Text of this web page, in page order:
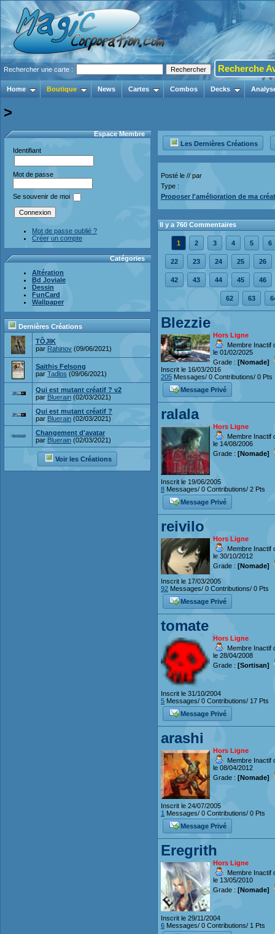
Rechercher une carte : Recherche
Home Boutique News Cartes Combos Decks
>
Espace Membre
Identifiant
Mot de passe
Se souvenir de moi
Mot de passe oublié ?
Créer un compte
Catégories
Altération
Bd Joviale
Dessin
FunCard
Wallpaper
Dernières Créations
TÔJIK
par Rahinov (09/06/2021)
Saithis Felsong
par Tadlos (09/06/2021)
Qui est mutant créatif ? v2
par Bluerain (02/03/2021)
Qui est mutant créatif ?
par Bluerain (02/03/2021)
Changement d'avatar
par Bluerain (02/03/2021)
Voir les Créations
Les Dernières Créations
Posté le // par
Type :
Proposer l'amélioration de ma
Il y a 760 Commentaires
1 2 3 4 5 6
22 23 24 25 26
42 43 44 45 46
62 63
Blezzie
Hors Ligne
Membre Inactif
le 01/02/2025
Grade : [Nomade]
Inscrit le 16/03/2016
205 Messages/ 0 Contributions/ 0 Pts
Message Privé
ralala
Hors Ligne
Membre Inactif
le 14/08/2006
Grade : [Nomade]
Inscrit le 19/06/2005
8 Messages/ 0 Contributions/ 2 Pts
Message Privé
reivilo
Hors Ligne
Membre Inactif
le 30/10/2012
Grade : [Nomade]
Inscrit le 17/03/2005
92 Messages/ 0 Contributions/ 0 Pts
Message Privé
tomate
Hors Ligne
Membre Inactif
le 28/04/2008
Grade : [Sortisan]
Inscrit le 31/10/2004
5 Messages/ 0 Contributions/ 17 Pts
Message Privé
arashi
Hors Ligne
Membre Inactif
le 08/04/2012
Grade : [Nomade]
Inscrit le 24/07/2005
1 Messages/ 0 Contributions/ 0 Pts
Message Privé
Eregrith
Hors Ligne
Membre Inactif
le 13/05/2010
Grade : [Nomade]
Inscrit le 29/11/2004
6 Messages/ 0 Contributions/ 1 Pts